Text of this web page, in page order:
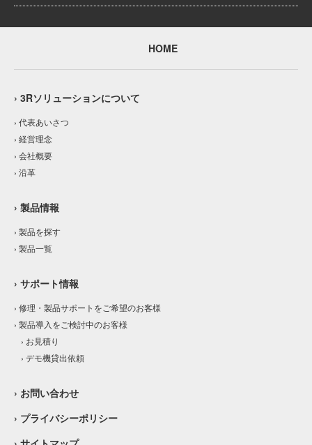
HOME
› 3Rソリューションについて
› 代表あいさつ
› 経営理念
› 会社概要
› 沿革
› 製品情報
› 製品を探す
› 製品一覧
› サポート情報
› 修理・製品サポートをご希望のお客様
› 製品導入をご検討中のお客様
› お見積り
› デモ機貸出依頼
› お問い合わせ
› プライバシーポリシー